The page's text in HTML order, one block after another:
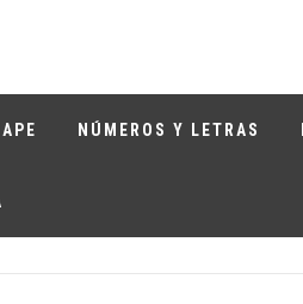
NÚMEROS Y LETRAS